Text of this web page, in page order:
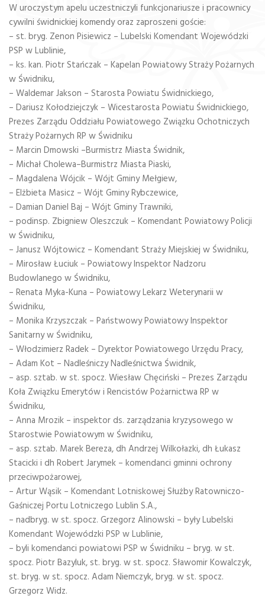
W uroczystym apelu uczestniczyli funkcjonariusze i pracownicy
cywilni świdnickiej komendy oraz zaproszeni goście:
– st. bryg. Zenon Pisiewicz – Lubelski Komendant Wojewódzki
PSP w Lublinie,
– ks. kan. Piotr Stańczak – Kapelan Powiatowy Straży Pożarnych
w Świdniku,
– Waldemar Jakson – Starosta Powiatu Świdnickiego,
– Dariusz Kołodziejczyk – Wicestarosta Powiatu Świdnickiego,
Prezes Zarządu Oddziału Powiatowego Związku Ochotniczych
Straży Pożarnych RP w Świdniku
– Marcin Dmowski –Burmistrz Miasta Świdnik,
– Michał Cholewa–Burmistrz Miasta Piaski,
– Magdalena Wójcik – Wójt Gminy Mełgiew,
– Elżbieta Masicz – Wójt Gminy Rybczewice,
– Damian Daniel Baj – Wójt Gminy Trawniki,
– podinsp. Zbigniew Oleszczuk – Komendant Powiatowy Policji
w Świdniku,
– Janusz Wójtowicz – Komendant Straży Miejskiej w Świdniku,
– Mirosław Łuciuk – Powiatowy Inspektor Nadzoru
Budowlanego w Świdniku,
– Renata Myka-Kuna – Powiatowy Lekarz Weterynarii w
Świdniku,
– Monika Krzyszczak – Państwowy Powiatowy Inspektor
Sanitarny w Świdniku,
– Włodzimierz Radek – Dyrektor Powiatowego Urzędu Pracy,
– Adam Kot – Nadleśniczy Nadleśnictwa Świdnik,
– asp. sztab. w st. spocz. Wiesław Chęciński – Prezes Zarządu
Koła Związku Emerytów i Rencistów Pożarnictwa RP w
Świdniku,
– Anna Mrozik – inspektor ds. zarządzania kryzysowego w
Starostwie Powiatowym w Świdniku,
– asp. sztab. Marek Bereza, dh Andrzej Wilkołazki, dh Łukasz
Stacicki i dh Robert Jarymek – komendanci gminni ochrony
przeciwpożarowej,
– Artur Wąsik – Komendant Lotniskowej Służby Ratowniczo-
Gaśniczej Portu Lotniczego Lublin S.A.,
– nadbryg. w st. spocz. Grzegorz Alinowski – były Lubelski
Komendant Wojewódzki PSP w Lublinie,
– byli komendanci powiatowi PSP w Świdniku – bryg. w st.
spocz. Piotr Bazyluk, st. bryg. w st. spocz. Sławomir Kowalczyk,
st. bryg. w st. spocz. Adam Niemczyk, bryg. w st. spocz.
Grzegorz Widz.